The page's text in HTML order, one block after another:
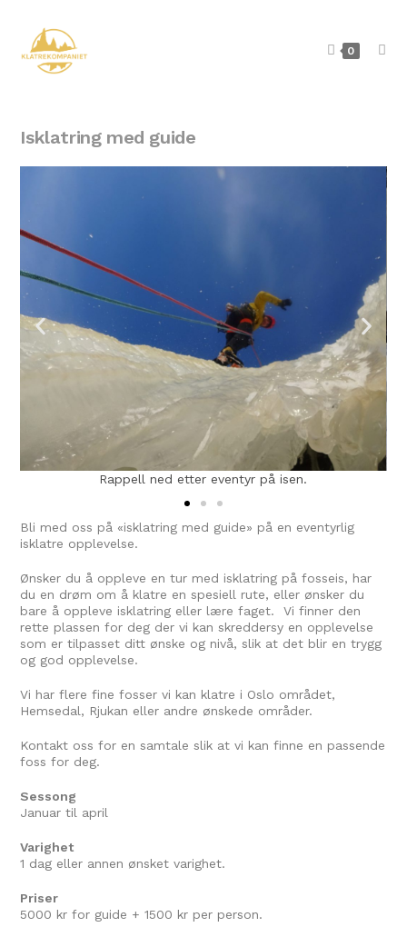
0
Isklatring med guide
Rappell ned etter eventyr på isen.
Bli med oss på «isklatring med guide» på en eventyrlig
isklatre opplevelse.
Ønsker du å oppleve en tur med isklatring på fosseis, har
du en drøm om å klatre en spesiell rute, eller ønsker du
bare å oppleve isklatring eller lære faget. Vi finner den
rette plassen for deg der vi kan skreddersy en opplevelse
som er tilpasset ditt ønske og nivå, slik at det blir en trygg
og god opplevelse.
Vi har flere fine fosser vi kan klatre i Oslo området,
Hemsedal, Rjukan eller andre ønskede områder.
Kontakt oss for en samtale slik at vi kan finne en passende
foss for deg.
Sessong
Januar til april
Varighet
1 dag eller annen ønsket varighet.
Priser
5000 kr for guide + 1500 kr per person.